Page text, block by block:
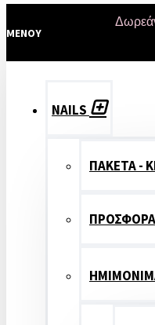
Δωρεάν
MENOY
NAILS
ΠΑΚΕΤΑ -